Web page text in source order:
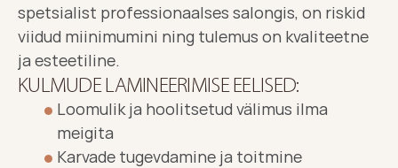
spetsialist professionaalses salongis, on riskid
viidud miinimumini ning tulemus on kvaliteetne
ja esteetiline.
KULMUDE LAMINEERIMISE EELISED:
Loomulik ja hoolitsetud välimus ilma
meigita
Karvade tugevdamine ja toitmine